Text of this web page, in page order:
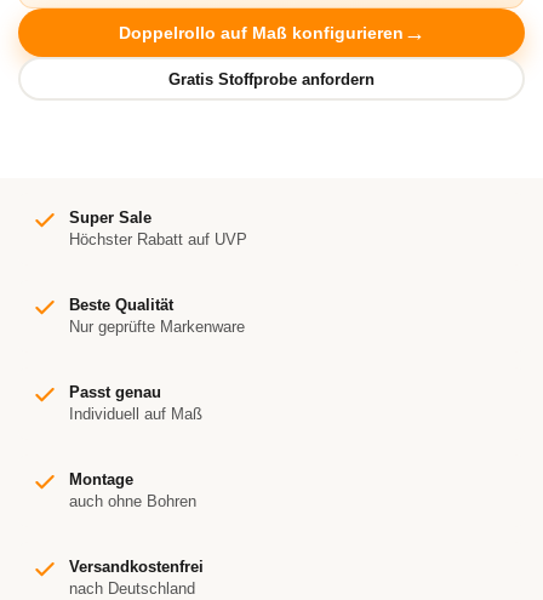
Doppelrollo auf Maß konfigurieren
Super Sale
Höchster Rabatt auf UVP
Beste Qualität
Nur geprüfte Markenware
Passt genau
Individuell auf Maß
Montage
auch ohne Bohren
Versandkostenfrei
nach Deutschland